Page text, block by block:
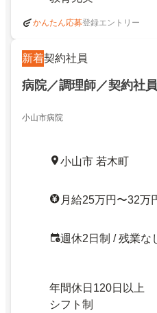
かんたん応募登録エントリー
新着契約社員
病院／調理師／契約社
小山市病院
小山市 若木町
月給25万円〜32万
週休2日制 / 残業な
年間休日120日以上
シフト制